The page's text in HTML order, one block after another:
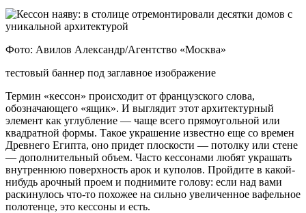
Фото: Авилов Александр/Агентство «Москва»
тестовый баннер под заглавное изображение
Термин «кессон» происходит от французского слова,
обозначающего «ящик». И выглядит этот архитектурный
элемент как углубление — чаще всего прямоугольной или
квадратной формы. Такое украшение известно еще со времен
Древнего Египта, оно придет плоскости — потолку или стене
— дополнительный объем. Часто кессонами любят украшать
внутреннюю поверхность арок и куполов. Пройдите в какой-
нибудь арочный проем и поднимите голову: если над вами
раскинулось что-то похожее на сильно увеличенное вафельное
полотенце, это кессоны и есть.